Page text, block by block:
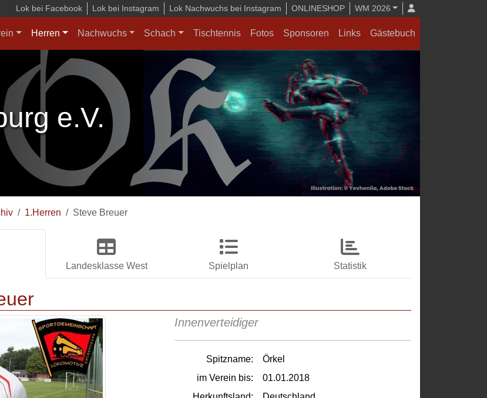
Lok bei Facebook Lok bei Instagram Lok Nachwuchs bei Instagram ONLINESHOP WM 2026
Herren Nachwuchs Schach Tischtennis Fotos Sponsoren Links Gästebuch
e.V.
1.Herren Steve Breuer
Landesklasse West Spielplan Statistik
Innenverteidiger
Spitzname:
Örkel
im Verein bis:
01.01.2018